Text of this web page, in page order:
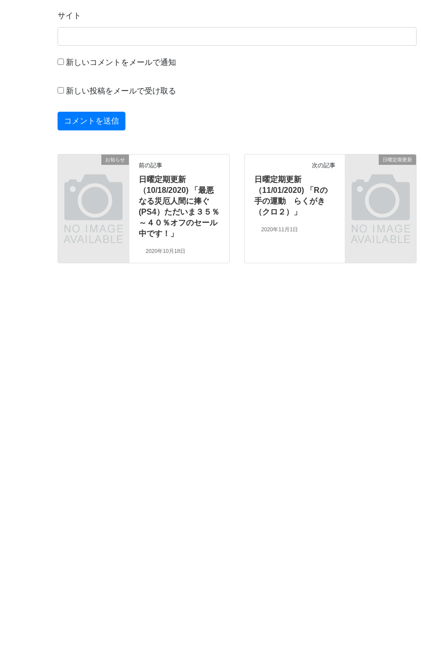
サイト
新しいコメントをメールで通知
新しい投稿をメールで受け取る
お知らせ
前の記事
日曜定期更新
（10/18/2020) 「最悪
なる災厄人間に捧ぐ
(PS4）ただいま３５％
～４０％オフのセール
中です！」
2020年10月18日
日曜定期更新
次の記事
日曜定期更新
（11/01/2020) 「Rの
手の運動 らくがき
（クロ２）」
2020年11月1日